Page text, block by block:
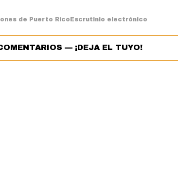
de Puerto Rico Escrutinio electrónico
— ¡DEJA EL TUYO!